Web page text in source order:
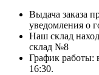
Выдача заказа
уведомления о
Наш склад
склад №8
График работы:
16:30.